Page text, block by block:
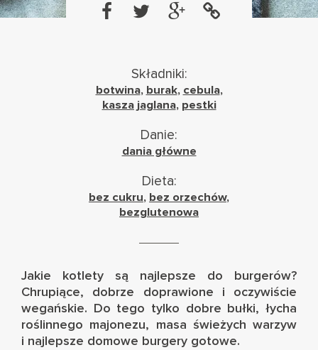
KONTAKT
Składniki:
botwina, burak, cebula,
kasza jaglana, pestki
Danie:
dania główne
Dieta:
bez cukru, bez orzechów,
bezglutenowa
Jakie kotlety są najlepsze do burgerów?
Chrupiące, dobrze doprawione i oczywiście
wegańskie. Do tego tylko dobre bułki, łycha
roślinnego majonezu, masa świeżych warzyw
i najlepsze domowe burgery gotowe.